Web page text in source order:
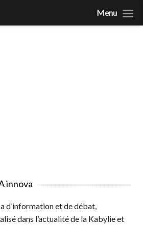
innova
d’information et de débat,
dans l’actualité de la Kabylie et
Menu